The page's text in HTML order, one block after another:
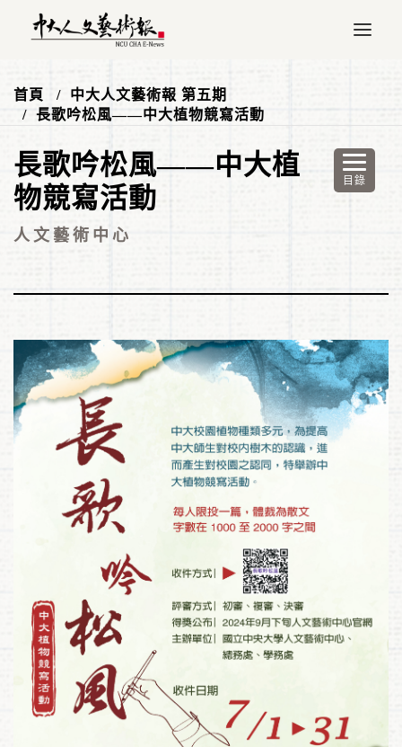
首頁
中大人文藝術報 第五期
長歌吟松風——中大植物競寫活動
長歌吟松風——中大植
物競寫活動
人文藝術中心